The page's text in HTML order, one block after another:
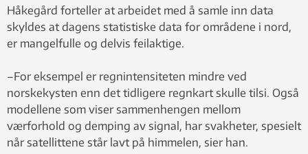
Håkegård forteller at arbeidet med å samle inn data
skyldes at dagens statistiske data for områdene i nord,
er mangelfulle og delvis feilaktige.
–For eksempel er regnintensiteten mindre ved
norskekysten enn det tidligere regnkart skulle tilsi. Også
modellene som viser sammenhengen mellom
værforhold og demping av signal, har svakheter, spesielt
når satellittene står lavt på himmelen, sier han.